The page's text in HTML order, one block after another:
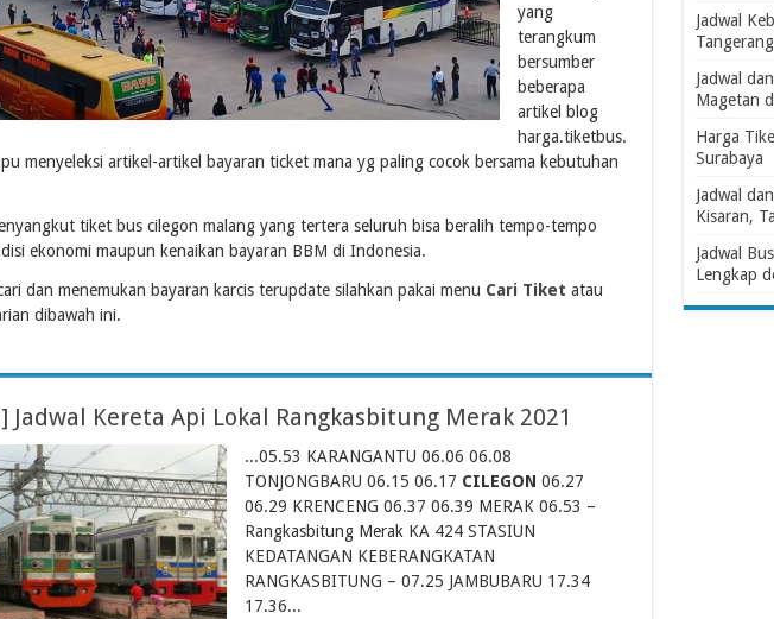
yang
terangkum
bersumber
beberapa
artikel blog
harga.tiketbus.
menyeleksi artikel-artikel bayaran ticket mana yg paling cocok bersama kebutuhan
tiket bus cilegon malang yang tertera seluruh bisa beralih tempo-tempo
ekonomi maupun kenaikan bayaran BBM di Indonesia.
dan menemukan bayaran karcis terupdate silahkan pakai menu Cari Tiket atau
dibawah ini.
Jadwal Kereta Api Lokal Rangkasbitung Merak 2021
...05.53 KARANGANTU 06.06 06.08
TONJONGBARU 06.15 06.17 CILEGON 06.27
06.29 KRENCENG 06.37 06.39 MERAK 06.53 –
Rangkasbitung Merak KA 424 STASIUN
KEDATANGAN KEBERANGKATAN
RANGKASBITUNG – 07.25 JAMBUBARU 17.34
17.36...
Jadwal
Tangerang
Jadwal
Magetan
Harga
Surabaya
Jadwal
Kisaran,
Jadwal
Lengkap